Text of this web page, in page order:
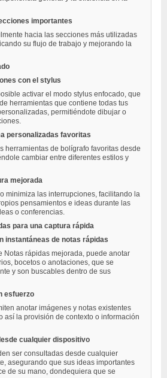
importantes
hacia las secciones más utilizadas
su flujo de trabajo y mejorando la
con el stylus
activar el modo stylus enfocado, que
herramientas que contiene todas tus
permitiéndote dibujar o
personalizadas favoritas
herramientas de bolígrafo favoritas desde
cambiar entre diferentes estilos y
mejorada
minimiza las interrupciones, facilitando la
pensamientos e ideas durante las
o conferencias.
para una captura rápida
instantáneas de notas rápidas
Notas rápidas mejorada, puede anotar
bocetos o anotaciones, que se
y son buscables dentro de sus
esfuerzo
anotar imágenes y notas existentes
así la provisión de contexto o información
cualquier dispositivo
ser consultadas desde cualquier
asegurando que sus ideas importantes
de su mano, dondequiera que se